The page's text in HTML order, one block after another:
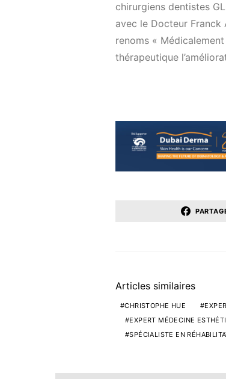
chirurgiens dentistes
avec le Docteur Franck
renoms «
thérapeutique
Articles similaires
CHRISTOPHE HUE
EXPERT MÉDECINE
SPÉCIALISTE EN